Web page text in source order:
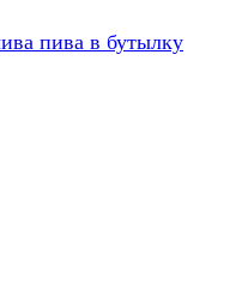
пива в бутылку